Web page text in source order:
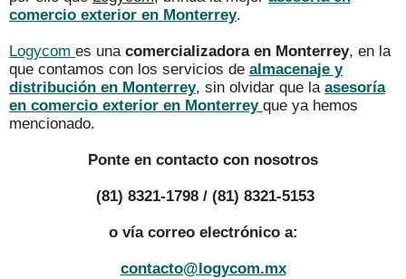
comercio exterior en Monterrey.
Logycom es una comercializadora en Monterrey, en la
que contamos con los servicios de almacenaje y
distribución en Monterrey, sin olvidar que la asesoría
en comercio exterior en Monterrey que ya hemos
mencionado.
Ponte en contacto con nosotros
(81) 8321-1798 / (81) 8321-5153
o vía correo electrónico a:
contacto@logycom.mx